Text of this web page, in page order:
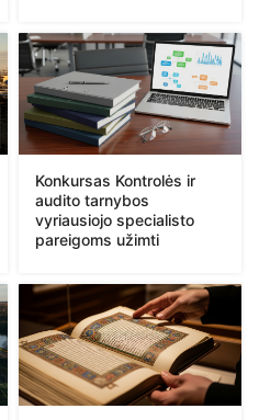
Konkursas Kontrolės ir
audito tarnybos
vyriausiojo specialisto
pareigoms užimti